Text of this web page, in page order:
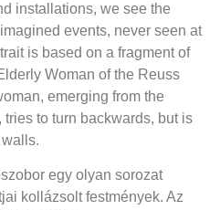
installations, we see the
events, never seen at
is based on a fragment of
Woman of the Reuss
emerging from the
to turn backwards, but is
egy olyan sorozat
kollázsolt festmények. Az